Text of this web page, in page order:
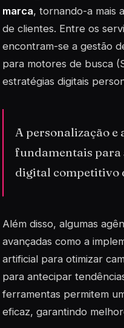
marca, tornando-a mais
de clientes. Entre os
encontram-se a gestão
para motores de busca
estratégias digitais
A personalização e
fundamentais para
digital competitivo
Além disso, algumas
avançadas como a
artificial para otimizar
para antecipar
ferramentas permitem
eficaz, garantindo